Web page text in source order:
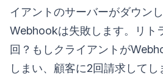
イアントのサーバーがダウンし
Webhookは失敗します。リト
回？もしクライアントが
しまい、顧客に2回請求してし